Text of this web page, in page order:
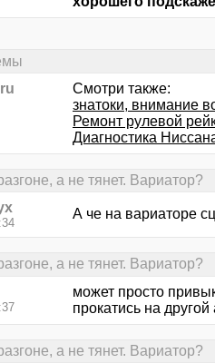
Смотри также:
знатоки, внимание
Ремонт рулевой
Диагностика
а не тянет. Вариатор?
А че на вариаторе
а не тянет. Вариатор?
может просто
прокатись на
а не тянет. Вариатор?